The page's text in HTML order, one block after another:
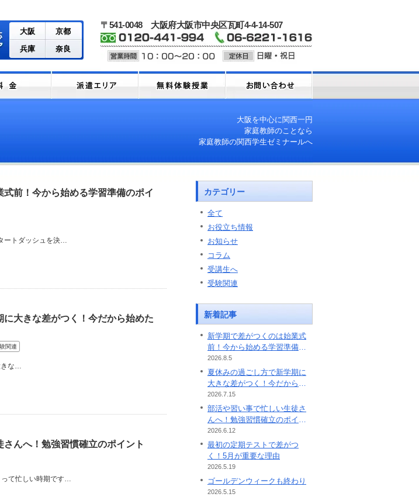
大阪
京都
兵庫
奈良
〒541-0048 大阪府大阪市中央区瓦町4-4-14-507
大阪を中心に関西一円
家庭教師のことなら
家庭教師の関西学生ゼミナールへ
前！今から始める学習準備のポイ
ートダッシュを決…
大きな差がつく！今だから始めた
関連
きな…
んへ！勉強習慣確立のポイント
て忙しい時期です…
カテゴリー
全て
お役立ち情報
お知らせ
コラム
受講生へ
受験関連
新着記事
新学期で差がつくのは始業式
前！今から始める学習準備の
ポイント
2026.8.5
夏休みの過ごし方で新学期に
大きな差がつく！今だから始
めたい学習習慣
2026.7.15
部活や習い事で忙しい生徒さ
んへ！勉強習慣確立のポイン
ト
2026.6.12
最初の定期テストで差がつ
く！5月が重要な理由
2026.5.19
ゴールデンウィークも終わり
2026.5.15